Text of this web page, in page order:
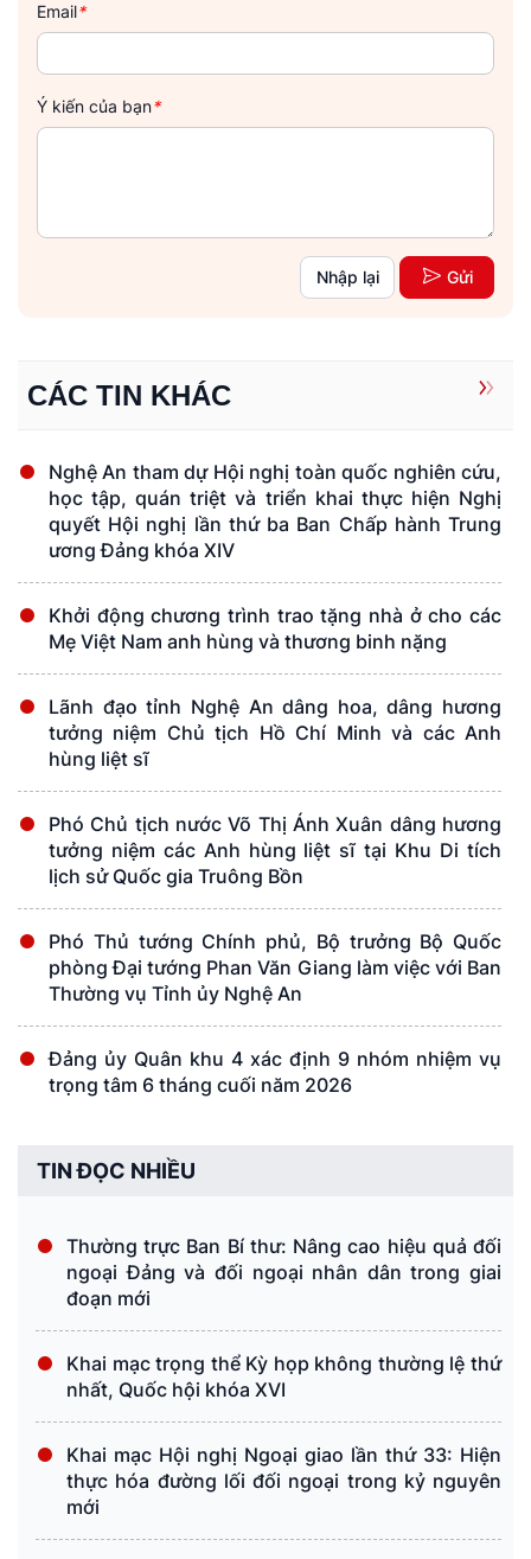
Email*
Ý kiến của bạn*
Nhập lại Gửi
CÁC TIN KHÁC
Nghệ An tham dự Hội nghị toàn quốc nghiên cứu,
học tập, quán triệt và triển khai thực hiện Nghị
quyết Hội nghị lần thứ ba Ban Chấp hành Trung
ương Đảng khóa XIV
Khởi động chương trình trao tặng nhà ở cho các
Mẹ Việt Nam anh hùng và thương binh nặng
Lãnh đạo tỉnh Nghệ An dâng hoa, dâng hương
tưởng niệm Chủ tịch Hồ Chí Minh và các Anh
hùng liệt sĩ
Phó Chủ tịch nước Võ Thị Ánh Xuân dâng hương
tưởng niệm các Anh hùng liệt sĩ tại Khu Di tích
lịch sử Quốc gia Truông Bồn
Phó Thủ tướng Chính phủ, Bộ trưởng Bộ Quốc
phòng Đại tướng Phan Văn Giang làm việc với Ban
Thường vụ Tỉnh ủy Nghệ An
Đảng ủy Quân khu 4 xác định 9 nhóm nhiệm vụ
trọng tâm 6 tháng cuối năm 2026
TIN ĐỌC NHIỀU
Thường trực Ban Bí thư: Nâng cao hiệu quả đối
ngoại Đảng và đối ngoại nhân dân trong giai
đoạn mới
Khai mạc trọng thể Kỳ họp không thường lệ thứ
nhất, Quốc hội khóa XVI
Khai mạc Hội nghị Ngoại giao lần thứ 33: Hiện
thực hóa đường lối đối ngoại trong kỷ nguyên
mới